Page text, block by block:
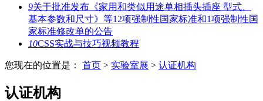
9关于批准发布《家用和类似用途单相插头插座 型式、
基本参数和尺寸》等12项强制性国家标准和1项强制性国
家标准修改单的公告
10CSS实战与技巧视频教程
您现在的位置是： 首页 > 实验室展 > 认证机构
认证机构